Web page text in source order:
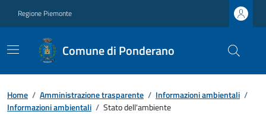
Regione Piemonte
Comune di Ponderano
Home / Amministrazione trasparente / Informazioni ambientali /
Informazioni ambientali / Stato dell'ambiente